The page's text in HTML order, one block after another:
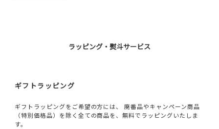
ラッピング・熨斗サービス
ギフトラッピング
ギフトラッピングをご希望の方には、 廃番品やキャンペーン商品
（特別価格品）を除く全ての商品を、無料でラッピングいたしま
す。